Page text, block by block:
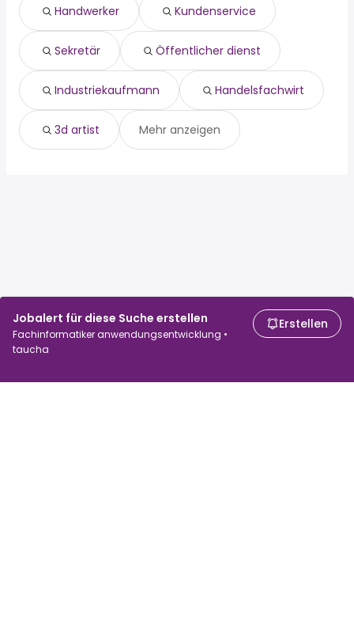
Jobalert für diese Suche erstellen
Fachinformatiker anwendungsentwicklung •
taucha
Erstellen
Lützen
Bad Düben
industriekaufmann
handelsfachwirt
3d artist
Handwerker Kundenservice
Sekretär Öffentlicher dienst
Industriekaufmann Handelsfachwirt
3d artist Mehr anzeigen